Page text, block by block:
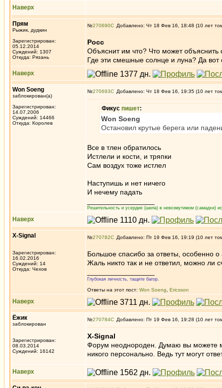
Наверх
Прям
Рыжик, дудкин
Зарегистрирован:
05.12.2014
Суждений: 1307
Откуда: Рязань
№270690 Добавлено: Чт 18 Фев 16, 18:48 (10 лет
Росс
Объяснит им что? Что может
Где эти смешные солнце и луна? Да вот
Наверх
Won Soeng
заблокирован(а)
Зарегистрирован:
14.07.2006
Суждений: 14466
Откуда: Королев
№270693 Добавлено: Чт 18 Фев 16, 19:35 (10 лет
Фикус пишет:
Won Soeng
Остановил крутые берега или
Все в тлен обратилось
Истлели и кости, и тряпки
Сам воздух тоже истлел
Наступишь и нет ничего
И нечему падать
Решительность и усердие (шила) в невозмутимом (самадхи)
Наверх
X-Signal
Зарегистрирован:
16.02.2016
Суждений: 14
Откуда: Чехов
№270782 Добавлено: Пт 19 Фев 16, 19:19 (10 лет
Большое спасибо за ответы, особенно о
Жаль никто так и не ответил, можно ли
Глубокая личность, тащите багор.
Ответы на этот пост: Won Soeng Ericsson
Наверх
Ёжик
заблокирован
Зарегистрирован:
08.03.2014
Суждений: 16142
№270784 Добавлено: Пт 19 Фев 16, 19:28 (10 лет
X-Signal
Форум неоднороден. Думаю вы можете
никого персонально. Ведь тут могут
Наверх